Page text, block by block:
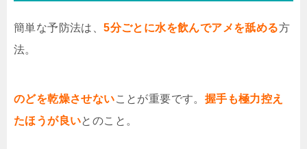
簡単な予防法は、5分ごとに水を飲んでアメを舐める方
法。
のどを乾燥させないことが重要です。 握手も極力控え
たほうが良いとのこと。